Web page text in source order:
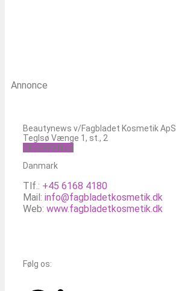
Annonce
Beautynews v/Fagbladet Kosmetik ApS
Teglsø Vænge 1, st., 2
DK-2990 Nivå
Danmark
Tlf.: +45 6168 4180
Mail: info@fagbladetkosmetik.dk
Web: www.fagbladetkosmetik.dk
Følg os: